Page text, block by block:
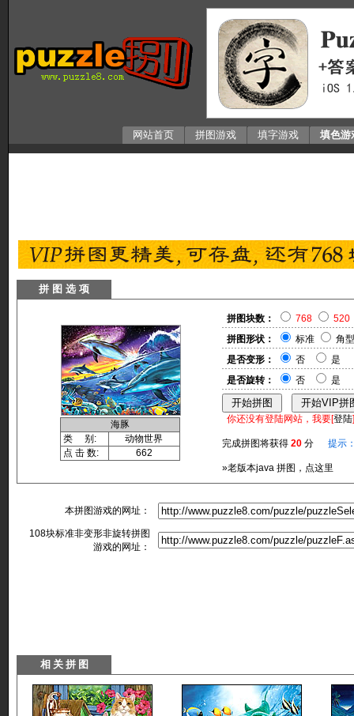
网站首页 拼图游戏 填字游戏 填色游
拼 图 选 项
海豚
类 别:
动物世界
点 击 数:
662
拼图块数： 768
520
拼图形状：
标准
角型
是否变形：
否
是
是否旋转：
否 是
你还没有登陆网站，我要[登陆
完成拼图将获得 20 分 提示
»老版本java 拼图，点这里
本拼图游戏的网址：
108块标准非变形非旋转拼图
游戏的网址：